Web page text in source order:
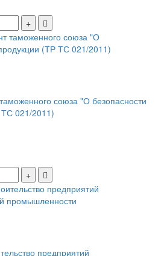
союза "О безопасности
021/2011)
предприятий